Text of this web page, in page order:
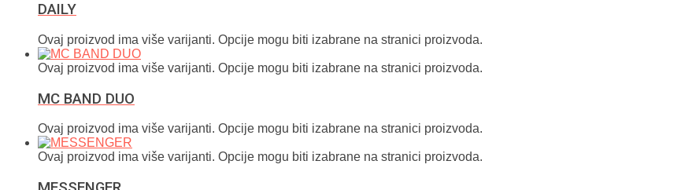
DAILY
Ovaj proizvod ima više varijanti. Opcije mogu biti izabrane na stranici proizvoda.
Ovaj proizvod ima više varijanti. Opcije mogu biti izabrane na stranici proizvoda.
MC BAND DUO
Ovaj proizvod ima više varijanti. Opcije mogu biti izabrane na stranici proizvoda.
Ovaj proizvod ima više varijanti. Opcije mogu biti izabrane na stranici proizvoda.